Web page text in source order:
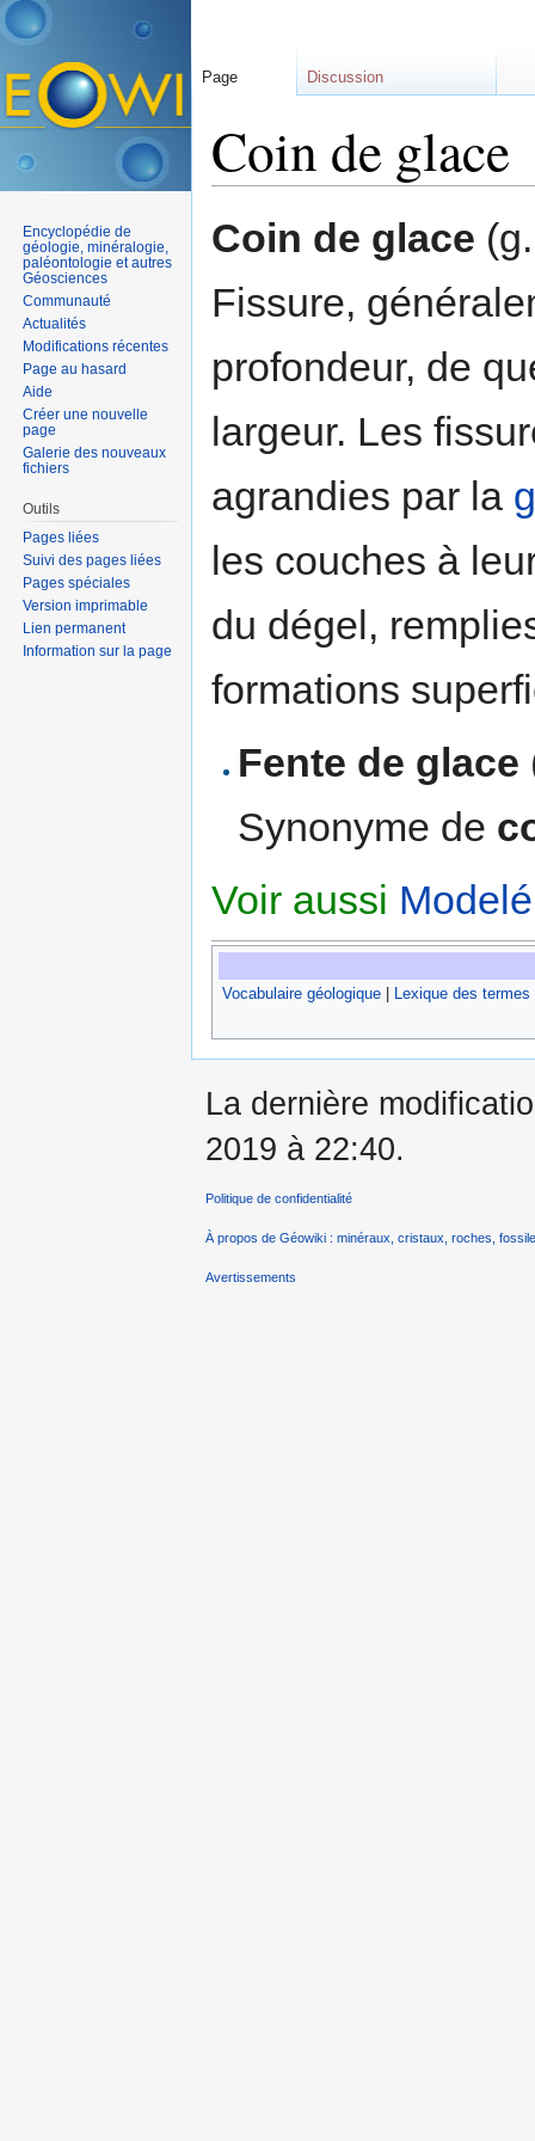
Coin de glace
Coin de glace
Fissure,
profondeur, de
largeur. Les
agrandies par la
les couches à
du dégel,
formations
Fente de glace
Synonyme de
Voir aussi Modelé
Vocabulaire géologique| Lexique des
Page Discussion
Encyclopédie de
géologie, minéralogie,
paléontologie et autres
Géosciences
Communauté
Actualités
Modifications récentes
Page au hasard
Aide
Créer une nouvelle
page
Galerie des nouveaux
fichiers
Outils
Pages liées
Suivi des pages liées
Pages spéciales
Version imprimable
Lien permanent
Information sur la page
La dernière
2019 à 22:40.
Politique de confidentialité
À propos de Géowiki : minéraux, cristaux, roches,
Avertissements